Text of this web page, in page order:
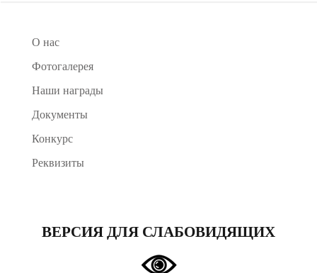
О нас
Фотогалерея
Наши награды
Документы
Конкурс
Реквизиты
ВЕРСИЯ ДЛЯ СЛАБОВИДЯЩИХ